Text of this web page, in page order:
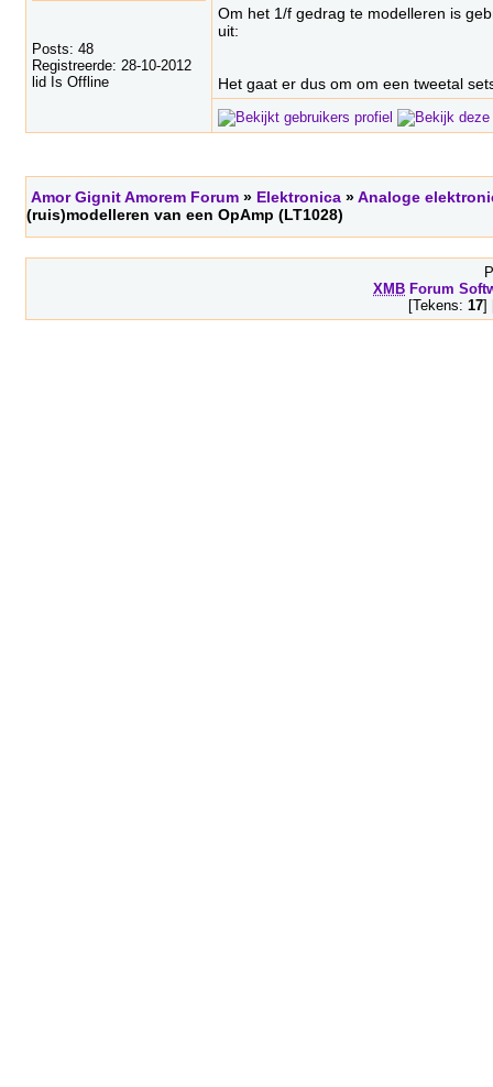
Posts: 48
Registreerde: 28-10-2012
lid Is Offline
Om het 1/f gedrag te modelleren is
uit:
Het gaat er dus om om een tweetal
Amor Gignit Amorem Forum» Elektronica»Analoge
(ruis)modelleren van een OpAmp (LT1028)
XMB Forum
[Tekens: 17]